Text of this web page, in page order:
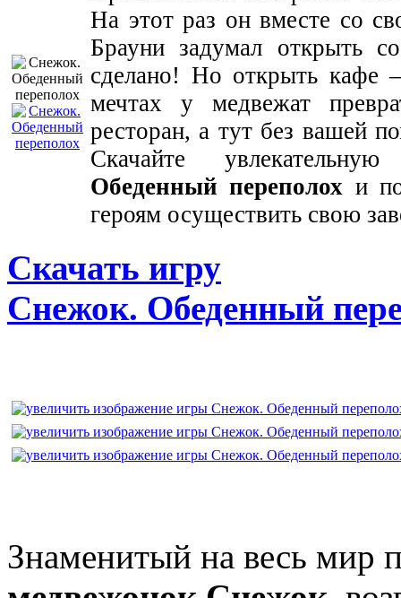
На этот раз он вместе со
Брауни задумал открыть
сделано! Но открыть кафе
мечтах у медвежат
ресторан, а тут без вашей
Скачайте
Обеденный переполох и
героям осуществить свою
Скачать игру
Снежок. Обеденный
Знаменитый на весь мир